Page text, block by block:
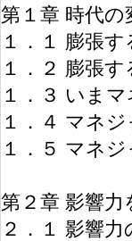
第１章 時代の
１．１ 膨張
１．２ 膨張
１．３ いま
１．４ マネ
１．５ マネ
第２章 影響力
２．１ 影響力